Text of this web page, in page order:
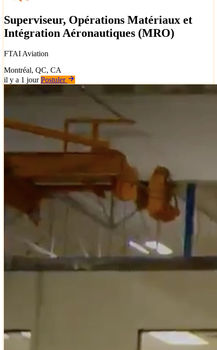
Superviseur, Opérations Matériaux et
Intégration Aéronautiques (MRO)
FTAI Aviation
Montréal, QC, CA
il y a 1 jour Postuler